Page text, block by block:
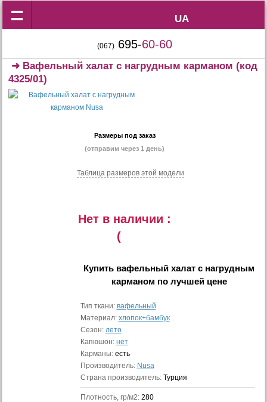
UA
UA
(067) 695-60-60
➜ Вафельный халат с нагрудным карманом (код
4325/01)
Размеры под заказ
(отправим через 1 день)
Таблица размеров этой модели
Нет в наличии :
(
Купить вафельный халат с нагрудным
карманом по лучшей цене
Тип ткани: вафельный
Материал: хлопок+бамбук
Сезон: лето
Капюшон: нет
Карманы: есть
Производитель: Nusa
Страна производитель: Турция
Плотность, гр/м2: 280